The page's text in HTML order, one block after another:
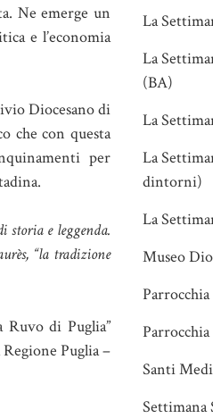
Ne emerge un
e l’economia
Diocesano di
che con questa
per
storia e leggenda.
“la tradizione
Ruvo di Puglia”
Puglia –
La
La
(BA)
La
La
dintorni)
La
Museo
Santi
Settimana